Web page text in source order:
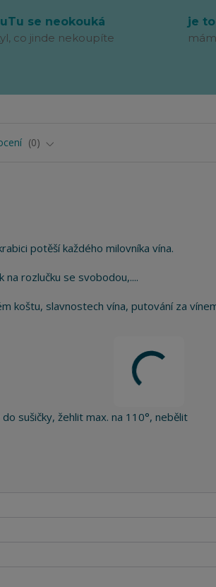
se neokouká
co jinde nekoupíte
je
0
potěší každého milovníka vína.
rozlučku se svobodou,....
koštu, slavnostech vína, putování za
sušičky, žehlit max. na 110°, nebělit